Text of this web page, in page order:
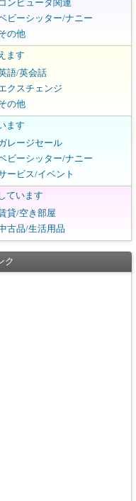
コンピュータ関連
ビーシッター/ナニー
の他
ます
語/英会話
クスチェンジ
の他
ます
レージセール
ビーシッター/ナニー
ービス/イベント
ています
貸/空き部屋
古品/生活用品
ク